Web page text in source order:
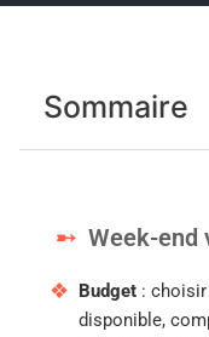
Sommaire
Week-end
Budget :
disponible,